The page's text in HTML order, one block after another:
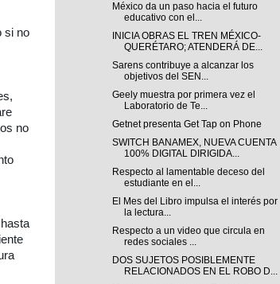
si no
no
México da un paso hacia el futuro
educativo con el...
INICIA OBRAS EL TREN MÉXICO-
QUERÉTARO; ATENDERÁ DE...
Sarens contribuye a alcanzar los
objetivos del SEN...
Geely muestra por primera vez el
Laboratorio de Te...
Getnet presenta Get Tap on Phone
SWITCH BANAMEX, NUEVA CUENTA
100% DIGITAL DIRIGIDA...
Respecto al lamentable deceso del
estudiante en el...
El Mes del Libro impulsa el interés por
la lectura...
Respecto a un video que circula en
redes sociales ...
DOS SUJETOS POSIBLEMENTE
RELACIONADOS EN EL ROBO D...